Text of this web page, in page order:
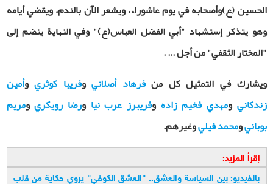
الحسين (ع)وأصحابه في يوم عاشوراء، ويشعر الآن بالندم، ويقضي أيامه
وهو يتذكر إستشهاد "أبي الفضل العباس(ع)" وفي النهاية ينضم إلى
"المختار الثقفي" من أجل ... .
ويشارك في التمثيل كل منفرهاد أصلانيوفريبا كوثريوأمين
زندكاني ومهدي فخيم زاده وفريبرز عرب نيا ورضا رويكريومريم
بوبانيومحمد فيليوغيرهم.
إقرأ المزيد:
بالفيديو: بين السياسة والعشق.. "العشق الكوفي" يروي حكاية من قلب